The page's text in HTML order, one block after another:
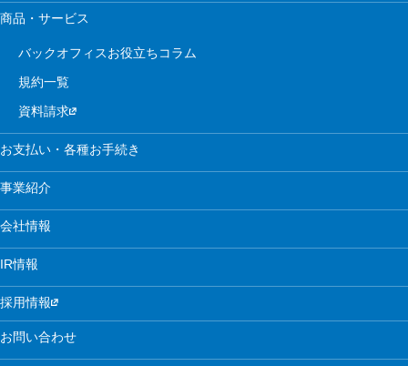
商品・サービス
バックオフィスお役立ちコラム
規約一覧
資料請求
お支払い・各種お手続き
事業紹介
会社情報
IR情報
採用情報
お問い合わせ